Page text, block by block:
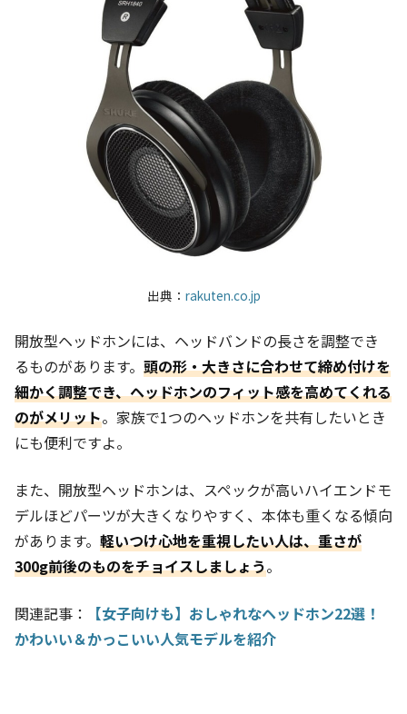
出典： rakuten.co.jp
開放型ヘッドホンには、ヘッドバンドの長さを調整でき
るものがあります。 頭の形・大きさに合わせて締め付けを
細かく調整でき、ヘッドホンのフィット感を高めてくれる
のがメリット。家族で1つのヘッドホンを共有したいとき
にも便利ですよ。
また、開放型ヘッドホンは、スペックが高いハイエンドモ
デルほどパーツが大きくなりやすく、本体も重くなる傾向
があります。 軽いつけ心地を重視したい人は、重さが
300g前後のものをチョイスしましょう。
関連記事：
【女子向けも】おしゃれなヘッドホン22選！
かわいい＆かっこいい人気モデルを紹介